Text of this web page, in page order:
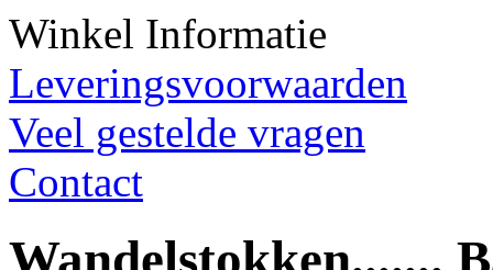
Winkel Informatie
Leveringsvoorwaarden
Veel gestelde vragen
Contact